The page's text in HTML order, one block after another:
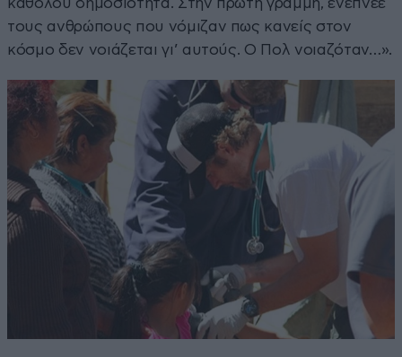
καθόλου δημοσιότητα. Στην πρώτη γραμμή, ενέπνεε
τους ανθρώπους που νόμιζαν πως κανείς στον
κόσμο δεν νοιάζεται γι’ αυτούς. Ο Πολ νοιαζόταν…».